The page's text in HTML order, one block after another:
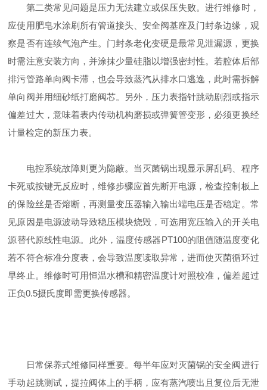
第二类常见问题是压力无法建立或保压失败。进行维修时，
应使用肥皂水涂刷所有管道接头、安全阀基座及门封条边缘，观
察是否有连续气泡产生。门封条老化变硬是最常见泄漏源，更换
时需注意安装方向，并涂抹少量硅脂以增强密封性。若腔体后部
排污管路单向阀卡滞，也会导致蒸汽从排水口逃逸，此时需拆解
单向阀并用细砂纸打磨阀芯。另外，压力表指针跳动剧烈或指示
偏差过大，意味着表内传动机构磨损或弹簧管变形，必须更换经
计量检定的新压力表。
电控系统故障则更为隐蔽。当灭菌锅出现显示屏乱码、程序
卡死或按键无反应时，维修步骤应首先断开电源，检查控制板上
的保险丝是否熔断，再测量变压器输入输出端电压是否稳定。常
见原因是电源波动导致稳压模块烧毁，可选用宽压输入的开关电
源替代原线性电源。此外，温度传感器PT100的阻值随温度变化
若不符合标准分度表，会导致温度读取异常，进而使灭菌循环过
早终止。维修时可用恒温水槽和精密温度计对照校准，偏差超过
正负0.5摄氏度即需更换传感器。
日常保养式维修同样重要。每半年应对灭菌锅的安全阀进行
手动起跳测试，提拉阀体上的手柄，应有蒸汽喷出且复位后无泄